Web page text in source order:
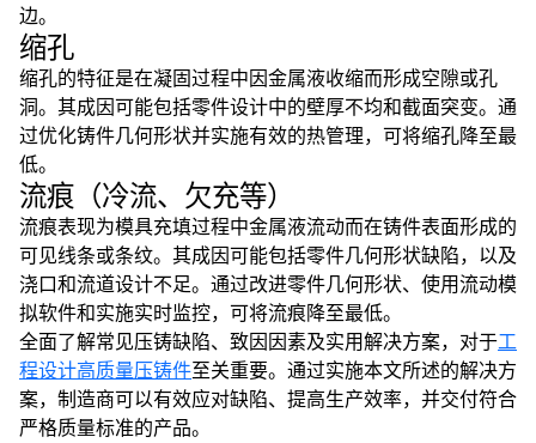
边。
缩孔
缩孔的特征是在凝固过程中因金属液收缩而形成空隙或孔
洞。其成因可能包括零件设计中的壁厚不均和截面突变。通
过优化铸件几何形状并实施有效的热管理，可将缩孔降至最
低。
流痕（冷流、欠充等）
流痕表现为模具充填过程中金属液流动而在铸件表面形成的
可见线条或条纹。其成因可能包括零件几何形状缺陷，以及
浇口和流道设计不足。通过改进零件几何形状、使用流动模
拟软件和实施实时监控，可将流痕降至最低。
全面了解常见压铸缺陷、致因因素及实用解决方案，对于工
程设计高质量压铸件至关重要。通过实施本文所述的解决方
案，制造商可以有效应对缺陷、提高生产效率，并交付符合
严格质量标准的产品。